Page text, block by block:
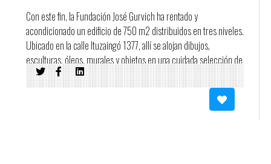
Con este fin, la Fundación José Gurvich ha rentado y
acondicionado un edificio de 750 m2 distribuidos en tres niveles.
Ubicado en la calle Ituzaingó 1377, allí se alojan dibujos,
esculturas, óleos, murales y objetos en una cuidada selección de
obras.